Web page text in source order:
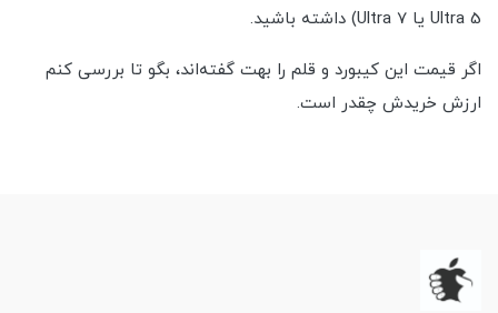
Ultra 5 یا Ultra 7) داشته باشید.
اگر قیمت این کیبورد و قلم را بهت گفته‌اند، بگو تا بررسی کنم
ارزش خریدش چقدر است.